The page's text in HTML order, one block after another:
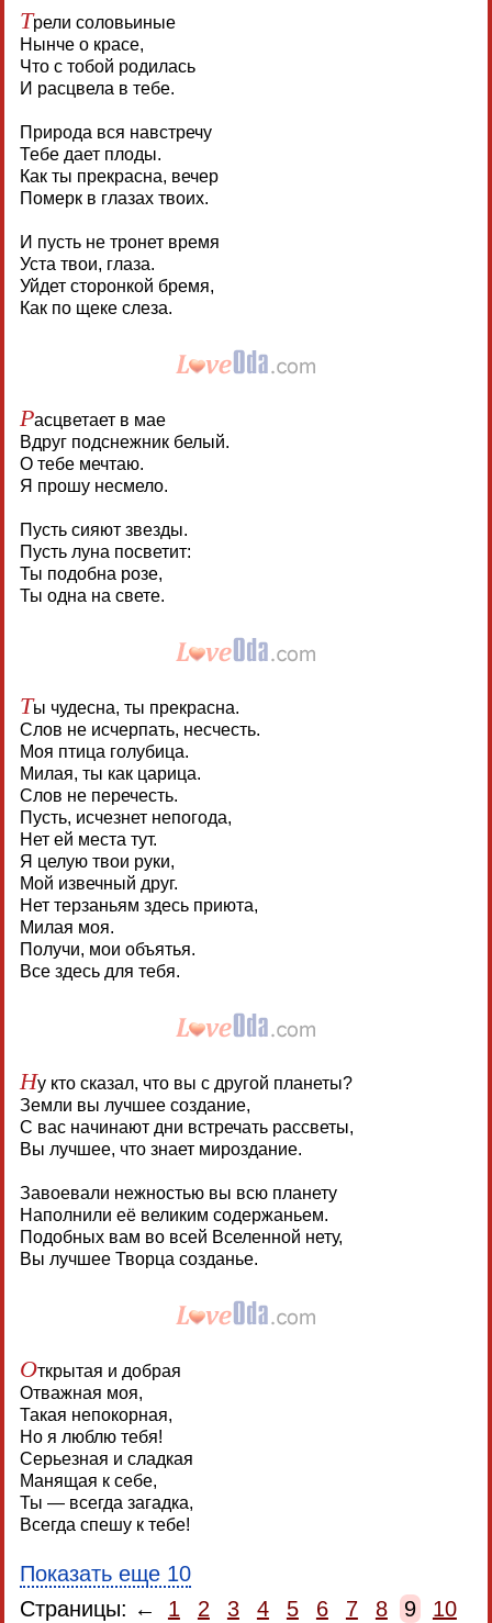
Трели соловьиные
Нынче о красе,
Что с тобой родилась
И расцвела в тебе.
Природа вся навстречу
Тебе дает плоды.
Как ты прекрасна, вечер
Померк в глазах твоих.
И пусть не тронет время
Уста твои, глаза.
Уйдет сторонкой бремя,
Как по щеке слеза.
Расцветает в мае
Вдруг подснежник белый.
О тебе мечтаю.
Я прошу несмело.
Пусть сияют звезды.
Пусть луна посветит:
Ты подобна розе,
Ты одна на свете.
Ты чудесна, ты прекрасна.
Слов не исчерпать, несчесть.
Моя птица голубица.
Милая, ты как царица.
Слов не перечесть.
Пусть, исчезнет непогода,
Нет ей места тут.
Я целую твои руки,
Мой извечный друг.
Нет терзаньям здесь приюта,
Милая моя.
Получи, мои объятья.
Все здесь для тебя.
Ну кто сказал, что вы с другой планеты?
Земли вы лучшее создание,
С вас начинают дни встречать рассветы,
Вы лучшее, что знает мироздание.
Завоевали нежностью вы всю планету
Наполнили её великим содержаньем.
Подобных вам во всей Вселенной нету,
Вы лучшее Творца созданье.
Открытая и добрая
Отважная моя,
Такая непокорная,
Но я люблю тебя!
Серьезная и сладкая
Манящая к себе,
Ты — всегда загадка,
Всегда спешу к тебе!
Показать еще 10
Страницы: ←
1 2 3 4 5 6 7 8 9
10